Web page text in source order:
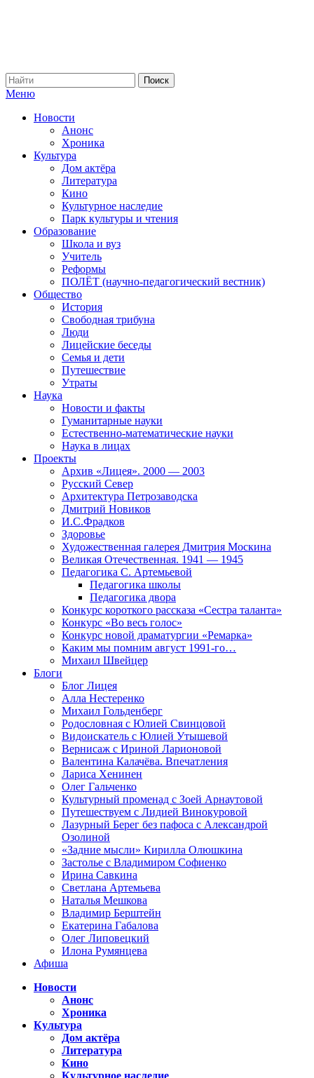
Меню
Новости
Анонс
Хроника
Культура
Дом актёра
Литература
Кино
Культурное наследие
Парк культуры и чтения
Образование
Школа и вуз
Учитель
Реформы
ПОЛЁТ (научно-педагогический вестник)
Общество
История
Свободная трибуна
Люди
Лицейские беседы
Семья и дети
Путешествие
Утраты
Наука
Новости и факты
Гуманитарные науки
Естественно-математические науки
Наука в лицах
Проекты
Архив «Лицея». 2000 — 2003
Русский Север
Архитектура Петрозаводска
Дмитрий Новиков
И.С.Фрадков
Здоровье
Художественная галерея Дмитрия Москина
Великая Отечественная. 1941 — 1945
Педагогика С. Артемьевой
Педагогика школы
Педагогика двора
Конкурс короткого рассказа «Сестра таланта»
Конкурс «Во весь голос»
Конкурс новой драматургии «Ремарка»
Каким мы помним август 1991-го…
Михаил Швейцер
Блоги
Блог Лицея
Алла Нестеренко
Михаил Гольденберг
Родословная с Юлией Свинцовой
Видоискатель с Юлией Утышевой
Вернисаж с Ириной Ларионовой
Валентина Калачёва. Впечатления
Лариса Хенинен
Олег Гальченко
Культурный променад с Зоей Арнаутовой
Путешествуем с Лидией Винокуровой
Лазурный Берег без пафоса с Александрой
Озолиной
«Задние мысли» Кирилла Олюшкина
Застолье с Владимиром Софиенко
Ирина Савкина
Светлана Артемьева
Наталья Мешкова
Владимир Берштейн
Екатерина Габалова
Олег Липовецкий
Илона Румянцева
Афиша
Новости
Анонс
Хроника
Культура
Дом актёра
Литература
Кино